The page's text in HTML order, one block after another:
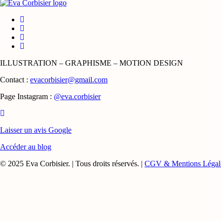
ILLUSTRATION – GRAPHISME – MOTION DESIGN
Contact : evacorbisier@gmail.com
Page Instagram : @eva.corbisier
Laisser un avis Google
Accéder au blog
© 2025 Eva Corbisier. | Tous droits réservés. | CGV & Mentions